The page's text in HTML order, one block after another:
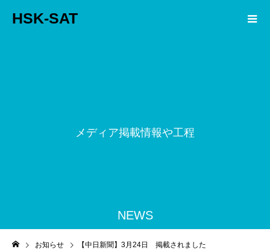
HSK-SAT
NEWS
メディア掲載情報や工程ス
お知らせ 【中日新聞】3月24日 掲載されました